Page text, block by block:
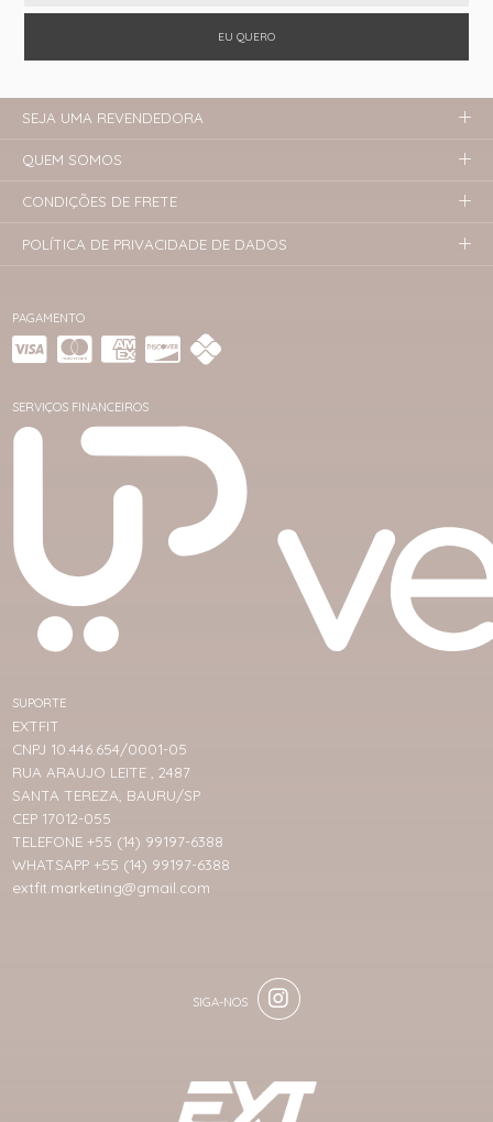
EU QUERO
PAGAMENTO
SERVIÇOS FINANCEIROS
SUPORTE
EXTFIT
CNPJ 10.446.654/0001-05
RUA ARAUJO LEITE , 2487
SANTA TEREZA, BAURU/SP
CEP 17012-055
TELEFONE +55 (14) 99197-6388
WHATSAPP +55 (14) 99197-6388
extfit.marketing@gmail.com
SEJA UMA REVENDEDORA
QUEM SOMOS
CONDIÇÕES DE FRETE
POLÍTICA DE PRIVACIDADE DE DADOS